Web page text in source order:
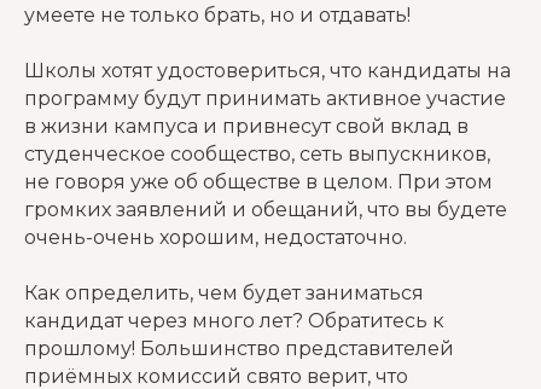
умеете не только брать, но и отдавать!
Школы хотят удостовериться, что кандидаты на
программу будут принимать активное участие
в жизни кампуса и привнесут свой вклад в
студенческое сообщество, сеть выпускников,
не говоря уже об обществе в целом. При этом
громких заявлений и обещаний, что вы будете
очень-очень хорошим, недостаточно.
Как определить, чем будет заниматься
кандидат через много лет? Обратитесь к
прошлому! Большинство представителей
приёмных комиссий свято верит, что